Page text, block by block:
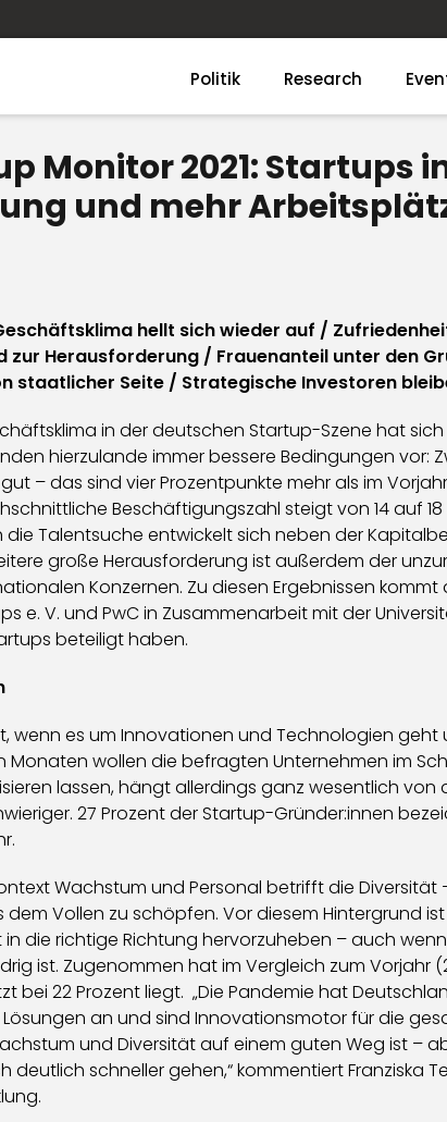
Politik Research
Monitor 2021: Startups
und mehr
hellt sich wieder auf /
zur Herausforderung / Frauenanteil unter den
staatlicher Seite / Strategische Investoren
in der deutschen Startup-Szene hat
hierzulande immer bessere Bedingungen
– das sind vier Prozentpunkte mehr als im
Beschäftigungszahl steigt von 14 auf
Talentsuche entwickelt sich neben der
große Herausforderung ist außerdem der
Konzernen. Zu diesen Ergebnissen kommt
e. V. und PwC in Zusammenarbeit mit der
beteiligt haben.
wenn es um Innovationen und Technologien
Monaten wollen die befragten Unternehmen im
lassen, hängt allerdings ganz wesentlich von
27 Prozent der Startup-Gründer:innen
Wachstum und Personal betrifft die
Vollen zu schöpfen. Vor diesem Hintergrund ist
die richtige Richtung hervorzuheben – auch
ist. Zugenommen hat im Vergleich zum Vorjahr
bei 22 Prozent liegt. „Die Pandemie hat
an und sind Innovationsmotor für die
und Diversität auf einem guten Weg ist –
deutlich schneller gehen,“ kommentiert Franziska